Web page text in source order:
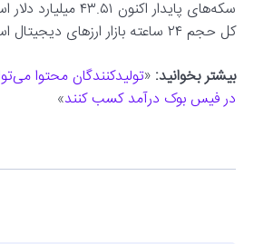
کل حجم ۲۴ ساعته بازار ارزهای دیجیتال است.
بیشتر بخوانید: «تولیدکنندگان محتوا
در فیس بوک درآمد کسب کنند»